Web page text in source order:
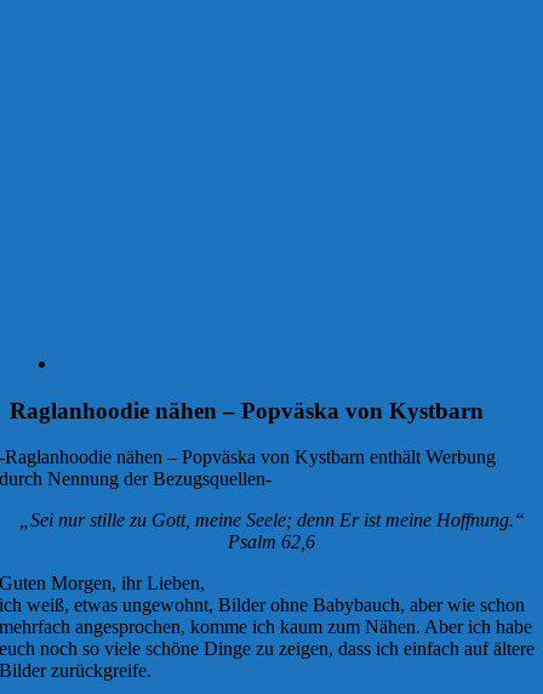
Raglanhoodie nähen – Popväska von Kystbarn
-Raglanhoodie nähen – Popväska von Kystbarn enthält Werbung
durch Nennung der Bezugsquellen-
„Sei nur stille zu Gott, meine Seele; denn Er ist meine Hoffnung.“
Psalm 62,6
Guten Morgen, ihr Lieben,
ich weiß, etwas ungewohnt, Bilder ohne Babybauch, aber wie schon
mehrfach angesprochen, komme ich kaum zum Nähen. Aber ich habe
euch noch so viele schöne Dinge zu zeigen, dass ich einfach auf ältere
Bilder zurückgreife.